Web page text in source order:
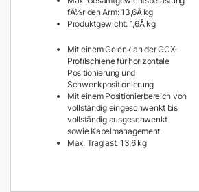
fÃ¼r den Arm: 13,6Â kg
Produktgewicht: 1,6Â kg
Mit einem Gelenk an der GCX-
Profilschiene für horizontale
Positionierung und
Schwenkpositionierung
Mit einem Positionierbereich von
vollständig eingeschwenkt bis
vollständig ausgeschwenkt
sowie Kabelmanagement
Max. Traglast: 13,6 kg